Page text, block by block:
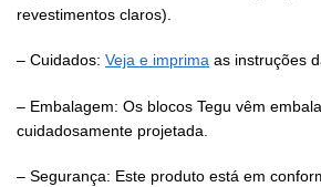
revestimentos claros).
– Cuidados: Veja e imprima as instruções
– Embalagem: Os blocos Tegu vêm
cuidadosamente projetada.
– Segurança: Este produto está em